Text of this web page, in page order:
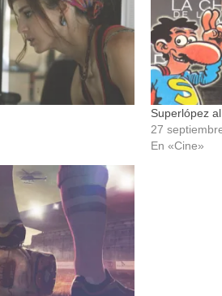
Superlópez
27
En «Cine»